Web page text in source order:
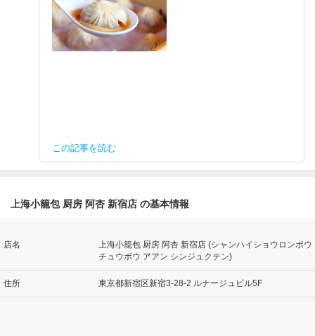
この記事を読む
上海小籠包 厨房 阿杏 新宿店 の基本情報
店名
上海小籠包 厨房 阿杏 新宿店 (シャンハイショウロンポウ
チュウボウ アアン シンジュクテン)
住所 東京都新宿区新宿3-28-2 ルナージュビル5F